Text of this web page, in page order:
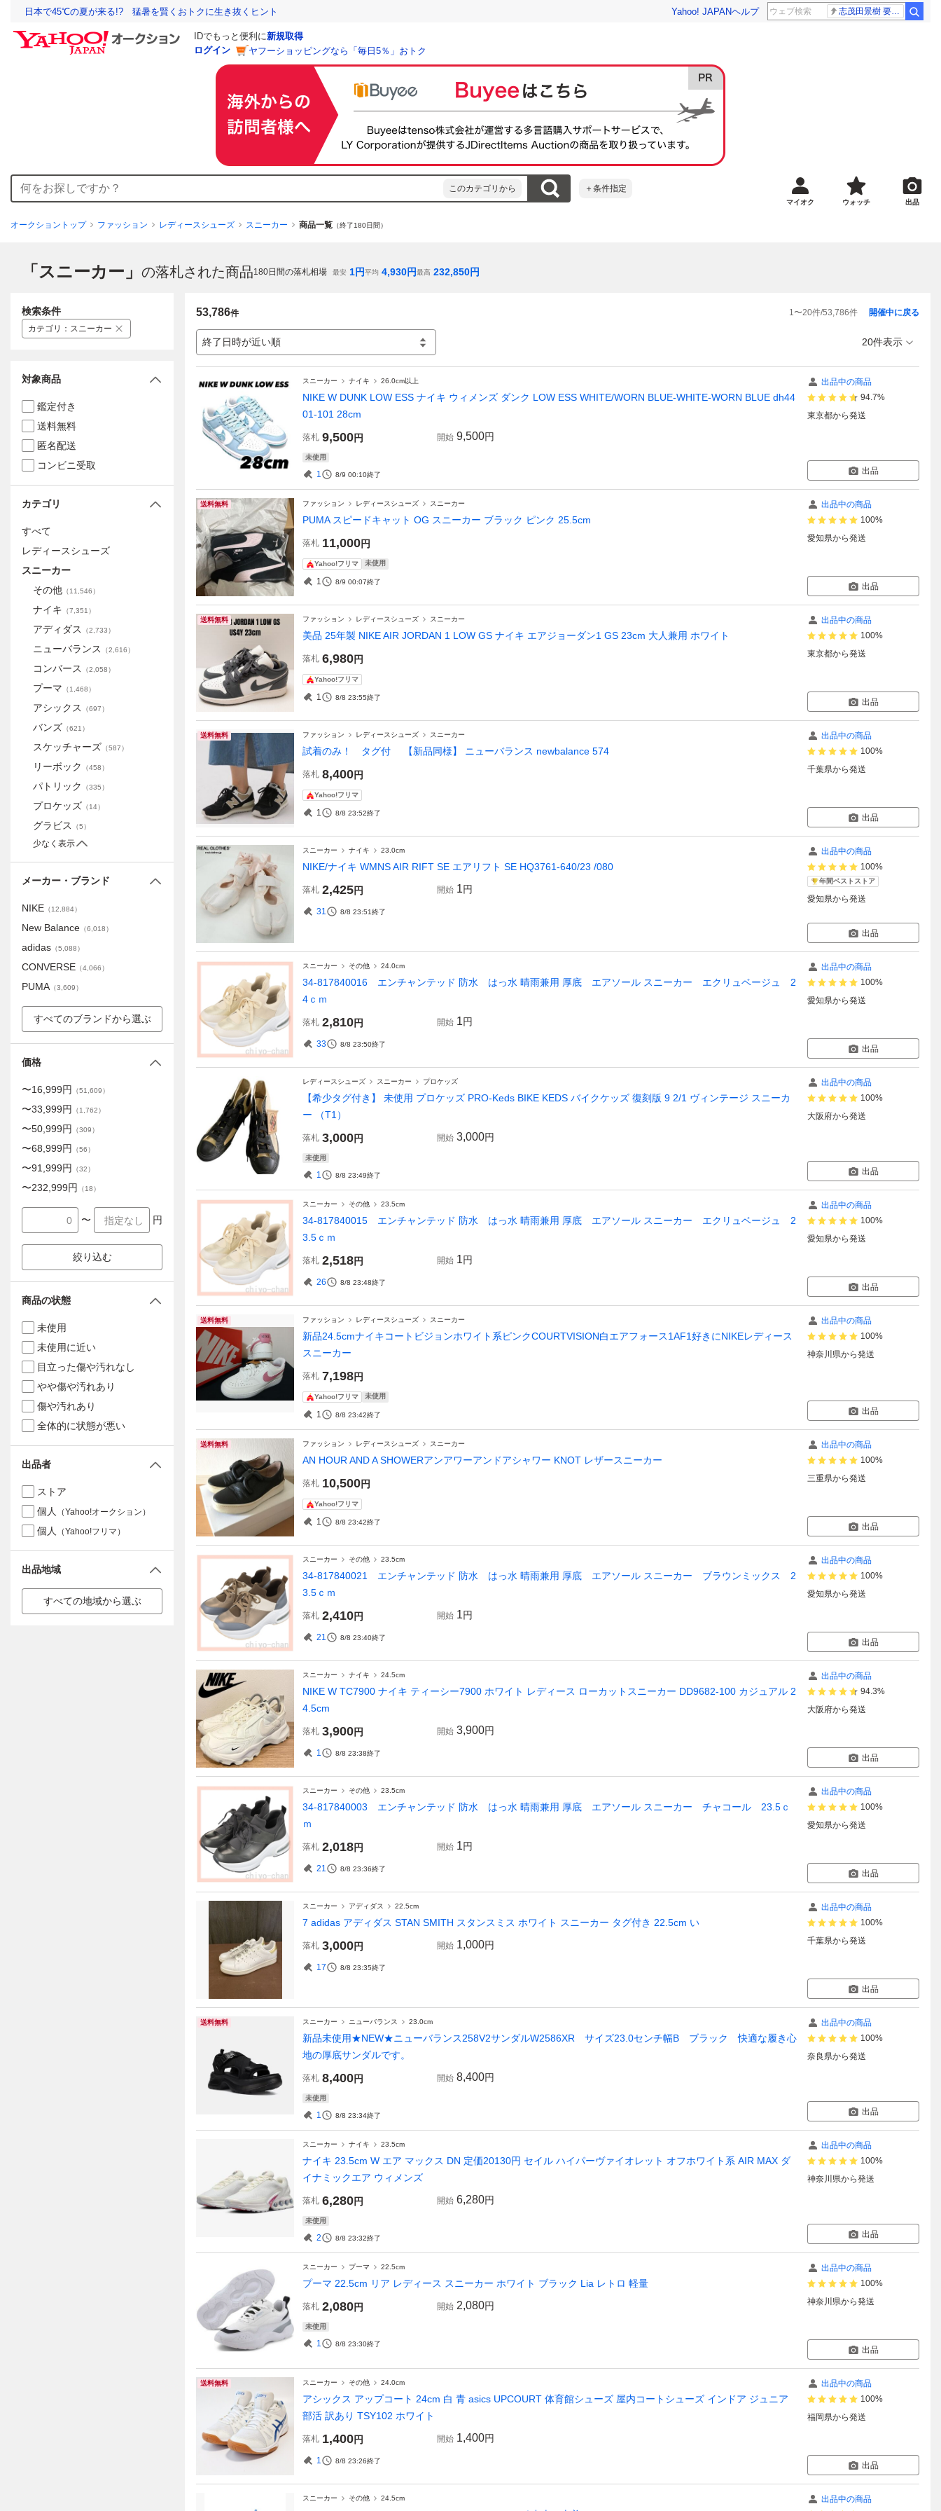
日本で45℃の夏が来る!? 猛暑を賢くおトクに生き抜くヒント Yahoo! JAPANヘルプ 志茂田景樹 要介護5
IDでもっと便利に新規取得
ログイン
ヤフーショッピングなら「毎日5％」おトク
このカテゴリから ＋条件指定
マイオク ウォッチ 出品
オークショントップ ファッション レディースシューズ スニーカー 商品一覧 （終了180日間）
「スニーカー」 の落札された商品180日間の落札相場 最安 1円平均 4,930円最高 232,850円
53,786件 1〜20件/53,786件
終了日時が近い順
開催中に戻る
20件表示
スニーカー ナイキ 26.0cm以上
NIKE W DUNK LOW ESS ナイキ ウィメンズ ダンク LOW ESS WHITE/WORN BLUE-WHITE-WORN BLUE dh44
01-101 28cm
落札 9,500円 開始 9,500円
未使用
1 8/9 00:10終了
出品中の商品
94.7%
東京都から発送
出品
送料無料 ファッション レディースシューズ スニーカー
PUMA スピードキャット OG スニーカー ブラック ピンク 25.5cm
落札 11,000円
Yahoo!フリマ 未使用
1 8/9 00:07終了
出品中の商品
100%
愛知県から発送
出品
送料無料 ファッション レディースシューズ スニーカー
美品 25年製 NIKE AIR JORDAN 1 LOW GS ナイキ エアジョーダン1 GS 23cm 大人兼用 ホワイト
落札 6,980円
Yahoo!フリマ
1 8/8 23:55終了
出品中の商品
100%
東京都から発送
出品
送料無料 ファッション レディースシューズ スニーカー
試着のみ！ タグ付 【新品同様】 ニューバランス newbalance 574
落札 8,400円
Yahoo!フリマ
1 8/8 23:52終了
出品中の商品
100%
千葉県から発送
出品
スニーカー ナイキ 23.0cm
NIKE/ナイキ WMNS AIR RIFT SE エアリフト SE HQ3761-640/23 /080
落札 2,425円 開始 1円
31 8/8 23:51終了
出品中の商品
100%
年間ベストストア
愛知県から発送
出品
スニーカー その他 24.0cm
34-817840016 エンチャンテッド 防水 はっ水 晴雨兼用 厚底 エアソール スニーカー エクリュベージュ 2
4ｃｍ
落札 2,810円 開始 1円
33 8/8 23:50終了
出品中の商品
100%
愛知県から発送
出品
レディースシューズ スニーカー プロケッズ
【希少タグ付き】 未使用 プロケッズ PRO-Keds BIKE KEDS バイクケッズ 復刻版 9 2/1 ヴィンテージ スニーカ
ー （T1）
落札 3,000円 開始 3,000円
未使用
1 8/8 23:49終了
出品中の商品
100%
大阪府から発送
出品
スニーカー その他 23.5cm
34-817840015 エンチャンテッド 防水 はっ水 晴雨兼用 厚底 エアソール スニーカー エクリュベージュ 2
3.5ｃｍ
落札 2,518円 開始 1円
26 8/8 23:48終了
出品中の商品
100%
愛知県から発送
出品
送料無料 ファッション レディースシューズ スニーカー
新品24.5cmナイキコートビジョンホワイト系ピンクCOURTVISION白エアフォース1AF1好きにNIKEレディース
スニーカー
落札 7,198円
Yahoo!フリマ 未使用
1 8/8 23:42終了
出品中の商品
100%
神奈川県から発送
出品
送料無料 ファッション レディースシューズ スニーカー
AN HOUR AND A SHOWERアンアワーアンドアシャワー KNOT レザースニーカー
落札 10,500円
Yahoo!フリマ
1 8/8 23:42終了
出品中の商品
100%
三重県から発送
出品
スニーカー その他 23.5cm
34-817840021 エンチャンテッド 防水 はっ水 晴雨兼用 厚底 エアソール スニーカー ブラウンミックス 2
3.5ｃｍ
落札 2,410円 開始 1円
21 8/8 23:40終了
出品中の商品
100%
愛知県から発送
出品
スニーカー ナイキ 24.5cm
NIKE W TC7900 ナイキ ティーシー7900 ホワイト レディース ローカットスニーカー DD9682-100 カジュアル 2
4.5cm
落札 3,900円 開始 3,900円
1 8/8 23:38終了
出品中の商品
94.3%
大阪府から発送
出品
スニーカー その他 23.5cm
34-817840003 エンチャンテッド 防水 はっ水 晴雨兼用 厚底 エアソール スニーカー チャコール 23.5ｃ
ｍ
落札 2,018円 開始 1円
21 8/8 23:36終了
出品中の商品
100%
愛知県から発送
出品
スニーカー アディダス 22.5cm
7 adidas アディダス STAN SMITH スタンスミス ホワイト スニーカー タグ付き 22.5cm い
落札 3,000円 開始 1,000円
17 8/8 23:35終了
出品中の商品
100%
千葉県から発送
出品
送料無料 スニーカー ニューバランス 23.0cm
新品未使用★NEW★ニューバランス258V2サンダルW2586XR サイズ23.0センチ幅B ブラック 快適な履き心
地の厚底サンダルです。
落札 8,400円 開始 8,400円
未使用
1 8/8 23:34終了
出品中の商品
100%
奈良県から発送
出品
スニーカー ナイキ 23.5cm
ナイキ 23.5cm W エア マックス DN 定価20130円 セイル ハイパーヴァイオレット オフホワイト系 AIR MAX ダ
イナミックエア ウィメンズ
落札 6,280円 開始 6,280円
未使用
2 8/8 23:32終了
出品中の商品
100%
神奈川県から発送
出品
スニーカー プーマ 22.5cm
プーマ 22.5cm リア レディース スニーカー ホワイト ブラック Lia レトロ 軽量
落札 2,080円 開始 2,080円
未使用
1 8/8 23:30終了
出品中の商品
100%
神奈川県から発送
出品
送料無料 スニーカー その他 24.0cm
アシックス アップコート 24cm 白 青 asics UPCOURT 体育館シューズ 屋内コートシューズ インドア ジュニア
部活 訳あり TSY102 ホワイト
落札 1,400円 開始 1,400円
1 8/8 23:26終了
出品中の商品
100%
福岡県から発送
出品
スニーカー その他 24.5cm
出品中の商品
検索条件
カテゴリ ： スニーカー
対象商品
鑑定付き
送料無料
匿名配送
コンビニ受取
カテゴリ
すべて
レディースシューズ
スニーカー
その他 （11,546）
ナイキ （7,351 ）
アディダス （2,733）
ニューバランス （2,616）
コンバース （2,058）
プーマ （1,468）
アシックス （697）
バンズ （621 ）
スケッチャーズ （587）
リーボック （458）
パトリック （335）
プロケッズ （14）
グラビス （5）
少なく表示
メーカー・ブランド
NIKE （12,884）
New Balance （6,018）
adidas （5,088）
CONVERSE （4,066）
PUMA （3,609）
すべてのブランドから選ぶ
価格
〜16,999円 （51,609）
〜33,999円 （1,762）
〜50,999円 （309）
〜68,999円 （56）
〜91,999円 （32）
〜232,999円 （18）
〜 円
絞り込む
商品の状態
未使用
未使用に近い
目立った傷や汚れなし
やや傷や汚れあり
傷や汚れあり
全体的に状態が悪い
出品者
ストア
個人
（Yahoo!オークション）
個人 （Yahoo!フリマ）
出品地域
すべての地域から選ぶ